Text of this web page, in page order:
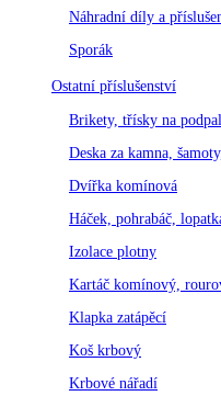
Náhradní díly a
Sporák
Ostatní příslušenství
Brikety, třísky na podpal
Deska za kamna,
Dvířka komínová
Háček, pohrabáč,
Izolace plotny
Kartáč komínový,
Klapka zatápěcí
Koš krbový
Krbové nářadí